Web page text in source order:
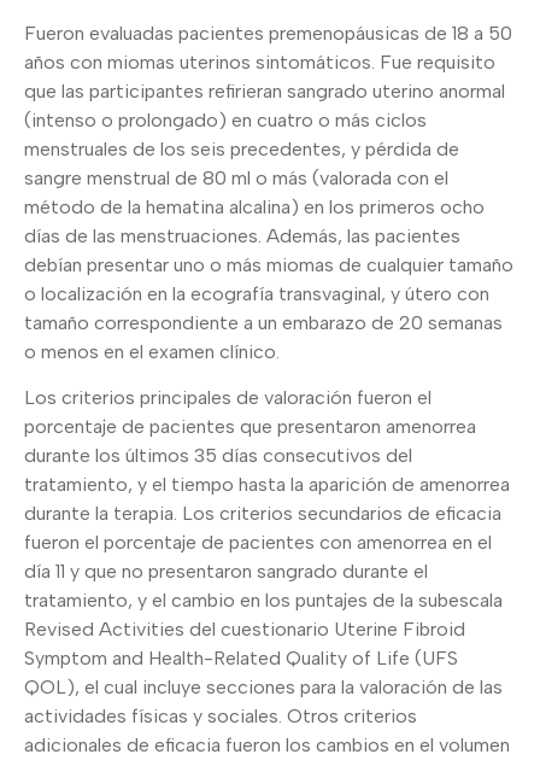
Fueron evaluadas pacientes premenopáusicas de 18 a 50
años con miomas uterinos sintomáticos. Fue requisito
que las participantes refirieran sangrado uterino anormal
(intenso o prolongado) en cuatro o más ciclos
menstruales de los seis precedentes, y pérdida de
sangre menstrual de 80 ml o más (valorada con el
método de la hematina alcalina) en los primeros ocho
días de las menstruaciones. Además, las pacientes
debían presentar uno o más miomas de cualquier tamaño
o localización en la ecografía transvaginal, y útero con
tamaño correspondiente a un embarazo de 20 semanas
o menos en el examen clínico.
Los criterios principales de valoración fueron el
porcentaje de pacientes que presentaron amenorrea
durante los últimos 35 días consecutivos del
tratamiento, y el tiempo hasta la aparición de amenorrea
durante la terapia. Los criterios secundarios de eficacia
fueron el porcentaje de pacientes con amenorrea en el
día 11 y que no presentaron sangrado durante el
tratamiento, y el cambio en los puntajes de la subescala
Revised Activities del cuestionario Uterine Fibroid
Symptom and Health-Related Quality of Life (UFS
QOL), el cual incluye secciones para la valoración de las
actividades físicas y sociales. Otros criterios
adicionales de eficacia fueron los cambios en el volumen